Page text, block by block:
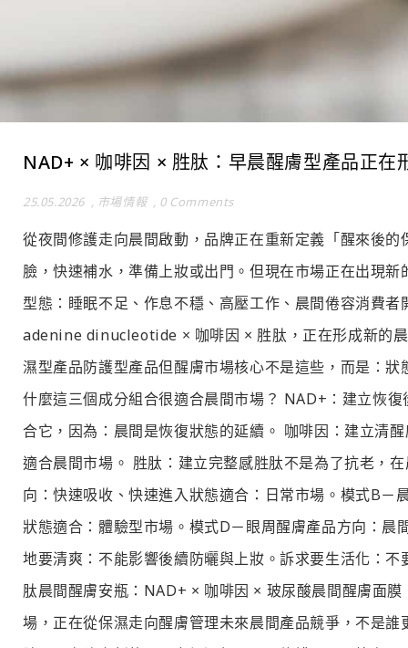
NAD+ × 咖啡因 × 胜肽：早晨醒膚型產品正在
25.05.2026 , 市場情報 , 0 Comments
從夜間修護走向晨間啟動，品牌正在重新定義「醒來後
臉，快速補水，準備上妝或出門。但現在市場正在出現
型態：睡眠不足、作息不穩、高壓工作、晨間倦容消費
adenine dinucleotide × 咖啡因 × 胜肽，正在形成新的
濕型產品防護型產品但醒膚市場核心不是這些，而是：
什麼這三個成分組合很適合晨間市場？ NAD+：建立恢
合它，因為：晨間是恢復狀態的延續。 咖啡因：建立清
適合晨間市場。 胜肽：建立完整感胜肽不是為了抗老，
向：快速吸收、快速進入狀態適合：日常市場。模式B
狀態適合：體驗型市場。模式D－眼周醒膚產品方向：
地要清爽：不能影響後續防曬與上妝。訴求要生活化：
肽晨間醒膚安瓶：NAD+ × 咖啡因 × 玻尿酸晨間醒膚面
場，正在從保濕走向醒膚管理未來晨間產品競爭，不